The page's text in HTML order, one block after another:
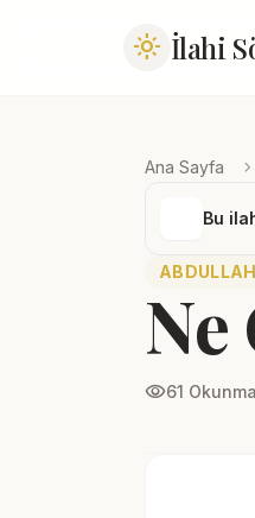
light_mode İlahi
Ana Sayfa chevron_right
Bu
Ne
visibility61 Okunma